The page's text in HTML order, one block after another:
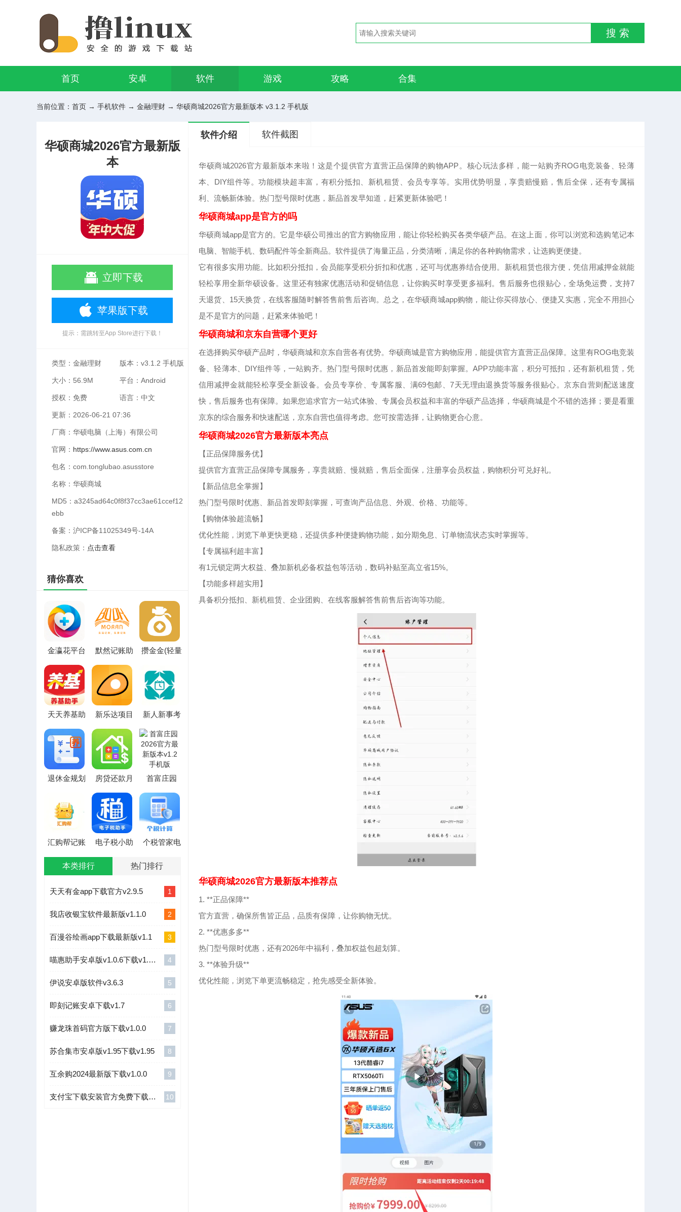
搜 索
首页 安卓 软件 游戏 攻略 合集
当前位置： 首页 → 手机软件 → 金融理财 → 华硕商城2026官方最新版本 v3.1.2 手机版
华硕商城2026官方最新版
本
立即下载
苹果版下载
提示：需跳转至App Store进行下载！
类型：金融理财 版本：v3.1.2 手机版
大小：56.9M 平台：Android
授权：免费 语言：中文
更新：2026-06-21 07:36
厂商：华硕电脑（上海）有限公司
官网： https://www.asus.com.cn
包名：com.tonglubao.asusstore
名称：华硕商城
MD5：a3245ad64c0f8f37cc3ae61ccef12
ebb
备案：沪ICP备11025349号-14A
隐私政策： 点击查看
猜你喜欢
金瀛花平台
默然记账助
最新版本
攒金金(轻量
天天养基助
版本
新乐达项目
新版本
新人新事考
(智能财务管
理软件)
退休金规划
房贷还款月
2026官方最
新版本
首富庄园
新版本
汇购帮记账
新版本
电子税小助
个税管家电
税管理工具)
本类排行 热门排行
1
天天有金app下载官方v2.9.5
2
我店收银宝软件最新版v1.1.0
3
百漫谷绘画app下载最新版v1.1
4
喵惠助手安卓版v1.0.6下载v1.0.6
5
伊说安卓版软件v3.6.3
6
即刻记账安卓下载v1.7
7
赚龙珠首码官方版下载v1.0.0
8
苏合集市安卓版v1.95下载v1.95
9
互余购2024最新版下载v1.0.0
10
支付宝下载安装官方免费下载v10.6.76.8000
软件介绍 软件截图
华硕商城2026官方最新版本来啦！这是个提供官方直营正品保障的购物APP。核心玩法多样，能一站购齐ROG电竞装备、轻薄
本、DIY组件等。功能模块超丰富，有积分抵扣、新机租赁、会员专享等。实用优势明显，享贵赔慢赔，售后全保，还有专属福
利、流畅新体验。热门型号限时优惠，新品首发早知道，赶紧更新体验吧！
华硕商城app是官方的吗
华硕商城app是官方的。它是华硕公司推出的官方购物应用，能让你轻松购买各类华硕产品。在这上面，你可以浏览和选购笔记本
电脑、智能手机、数码配件等全新商品。软件提供了海量正品，分类清晰，满足你的各种购物需求，让选购更便捷。
它有很多实用功能。比如积分抵扣，会员能享受积分折扣和优惠，还可与优惠券结合使用。新机租赁也很方便，凭信用减押金就能
轻松享用全新华硕设备。这里还有独家优惠活动和促销信息，让你购买时享受更多福利。售后服务也很贴心，全场免运费，支持7
天退货、15天换货，在线客服随时解答售前售后咨询。总之，在华硕商城app购物，能让你买得放心、便捷又实惠，完全不用担心
是不是官方的问题，赶紧来体验吧！
华硕商城和京东自营哪个更好
在选择购买华硕产品时，华硕商城和京东自营各有优势。华硕商城是官方购物应用，能提供官方直营正品保障。这里有ROG电竞装
备、轻薄本、DIY组件等，一站购齐。热门型号限时优惠，新品首发能即刻掌握。APP功能丰富，积分可抵扣，还有新机租赁，凭
信用减押金就能轻松享受全新设备。会员专享价、专属客服、满69包邮、7天无理由退换货等服务很贴心。京东自营则配送速度
快，售后服务也有保障。如果您追求官方一站式体验、专属会员权益和丰富的华硕产品选择，华硕商城是个不错的选择；要是看重
京东的综合服务和快速配送，京东自营也值得考虑。您可按需选择，让购物更合心意。
华硕商城2026官方最新版本亮点
【正品保障服务优】
提供官方直营正品保障专属服务，享贵就赔、慢就赔，售后全面保，注册享会员权益，购物积分可兑好礼。
【新品信息全掌握】
热门型号限时优惠、新品首发即刻掌握，可查询产品信息、外观、价格、功能等。
【购物体验超流畅】
优化性能，浏览下单更快更稳，还提供多种便捷购物功能，如分期免息、订单物流状态实时掌握等。
【专属福利超丰富】
有1元锁定两大权益、叠加新机必备权益包等活动，数码补贴至高立省15%。
【功能多样超实用】
具备积分抵扣、新机租赁、企业团购、在线客服解答售前售后咨询等功能。
华硕商城2026官方最新版本推荐点
1. **正品保障**
官方直营，确保所售皆正品，品质有保障，让你购物无忧。
2. **优惠多多**
热门型号限时优惠，还有2026年中福利，叠加权益包超划算。
3. **体验升级**
优化性能，浏览下单更流畅稳定，抢先感受全新体验。